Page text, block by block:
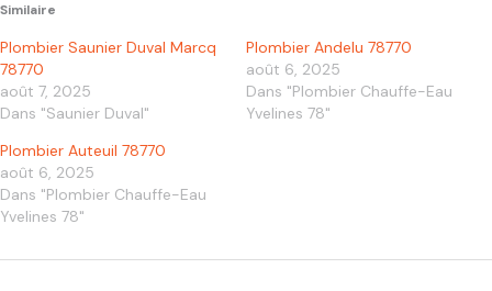
Similaire
Plombier Saunier Duval Marcq
78770
août 7, 2025
Dans "Saunier Duval"
Plombier Andelu 78770
août 6, 2025
Dans "Plombier Chauffe-Eau
Yvelines 78"
Plombier Auteuil 78770
août 6, 2025
Dans "Plombier Chauffe-Eau
Yvelines 78"